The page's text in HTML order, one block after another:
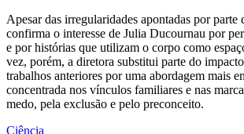
Apesar das irregularidades apontadas por
confirma o interesse de Julia Ducournau por
e por histórias que utilizam o corpo como
vez, porém, a diretora substitui parte do
trabalhos anteriores por uma abordagem mais
concentrada nos vínculos familiares e nas
medo, pela exclusão e pelo preconceito.
Ciência